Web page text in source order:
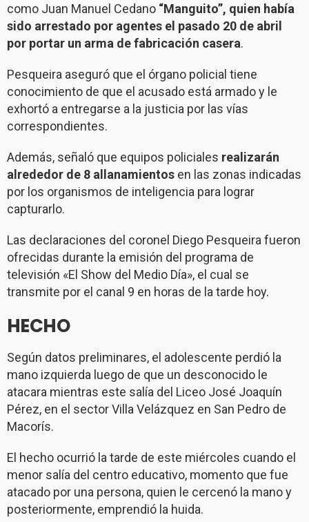
como Juan Manuel Cedano “Manguito”, quien había
sido arrestado por agentes el pasado 20 de abril
por portar un arma de fabricación casera.
Pesqueira aseguró que el órgano policial tiene
conocimiento de que el acusado está armado y le
exhortó a entregarse a la justicia por las vías
correspondientes.
Además, señaló que equipos policiales realizarán
alrededor de 8 allanamientos en las zonas indicadas
por los organismos de inteligencia para lograr
capturarlo.
Las declaraciones del coronel Diego Pesqueira fueron
ofrecidas durante la emisión del programa de
televisión «El Show del Medio Día», el cual se
transmite por el canal 9 en horas de la tarde hoy.
HECHO
Según datos preliminares, el adolescente perdió la
mano izquierda luego de que un desconocido le
atacara mientras este salía del Liceo José Joaquín
Pérez, en el sector Villa Velázquez en San Pedro de
Macorís.
El hecho ocurrió la tarde de este miércoles cuando el
menor salía del centro educativo, momento que fue
atacado por una persona, quien le cercenó la mano y
posteriormente, emprendió la huida.